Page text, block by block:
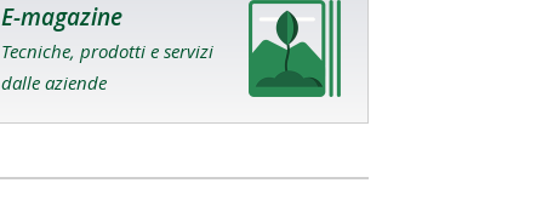
E-magazine
Tecniche, prodotti e servizi
dalle aziende